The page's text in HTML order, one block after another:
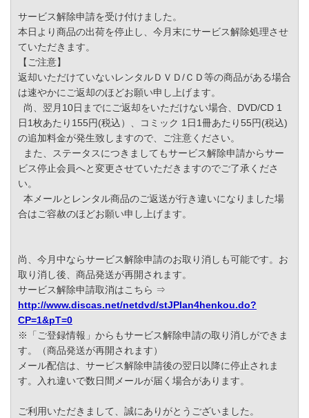
サービス解除申請を受け付けました。
本日より商品の出荷を停止し、今月末にサービス解除処理させ
ていただきます。
【ご注意】
返却いただけていないレンタルＤＶＤ/ＣＤ等の商品がある場合
は速やかにご返却のほどお願い申し上げます。
尚、翌月10日までにご返却をいただけない場合、DVD/CD 1
日1枚あたり155円(税込）、コミック 1日1冊あたり55円(税込)
の追加料金が発生致しますので、ご注意ください。
また、ステータスにつきましてもサービス解除申請からサー
ビス停止会員へと変更させていただきますのでご了承くださ
い。
本メールとレンタル商品のご返送が行き違いになりました場
合はご容赦のほどお願い申し上げます。
尚、今月中ならサービス解除申請のお取り消しも可能です。お
取り消し後、商品発送が再開されます。
サービス解除申請取消はこちら ⇒
http://www.discas.net/netdvd/stJPlan4henkou.do?
CP=1&pT=0
※「ご登録情報」からもサービス解除申請の取り消しができま
す。（商品発送が再開されます）
メール配信は、サービス解除申請後の翌日以降に停止されま
す。入れ違いで数日間メールが届く場合があります。
ご利用いただきまして、誠にありがとうございました。